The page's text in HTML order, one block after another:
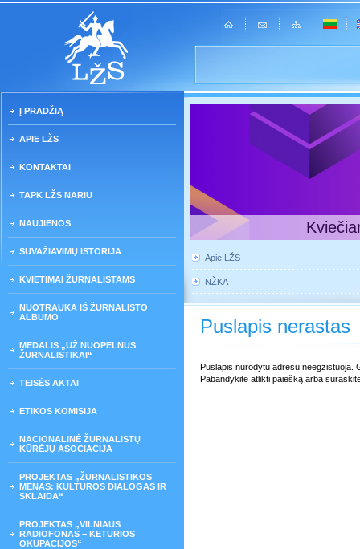
Į PRADŽIĄ
APIE LŽS
KONTAKTAI
TAPK LŽS NARIU
NAUJIENOS
SUVAŽIAVIMŲ ISTORIJA
KVIETIMAI ŽURNALISTAMS
NUOTRAUKA IŠ ŽURNALISTO
ALBUMO
MEDALIS „UŽ NUOPELNUS
ŽURNALISTIKAI“
TEISĖS AKTAI
ETIKOS KOMISIJA
NACIONALINĖ ŽURNALISTŲ
KŪRĖJŲ ASOCIACIJA
PROJEKTAS „ŽURNALISTIKOS
MENAS: KULTŪROS DIALOGAS IR
SKLAIDA“
PROJEKTAS „VILNIAUS
RADIOFONAS – KETURIOS
OKUPACIJOS“
Apie LŽS
NŽKA
Puslapis nerastas
Puslapis nurodytu adresu neegzistuoja.
Pabandykite atlikti paiešką arba